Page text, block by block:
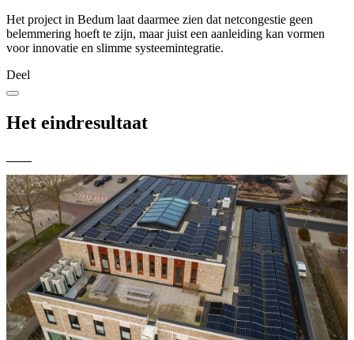
Het project in Bedum laat daarmee zien dat netcongestie geen
belemmering hoeft te zijn, maar juist een aanleiding kan vormen
voor innovatie en slimme systeemintegratie.
Deel
Het eindresultaat